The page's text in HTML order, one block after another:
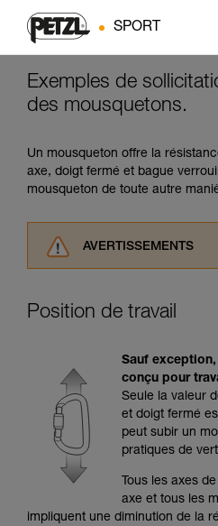
SPORT
Exemples de
des mousquetons.
Un mousqueton offre la
axe, doigt fermé et bague
mousqueton de toute autre
AVERTISSEMENTS
consulter. Vous devez
pouvoir comprendre ce
Maîtriser ces
formation et un
avec un professionnel
la manipulation, seul,
de la reproduire en
Nous donnons des
liées à votre activité. Il
que nous ne décrivons
Position de travail
Sauf
conçu pour
Seule la valeur
et doigt fermé
peut subir un
pratiques de
Tous les axes
axe et tous les
impliquent une diminution de la